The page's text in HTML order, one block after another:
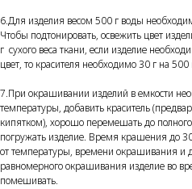
6.Для изделия весом 500 г воды
Чтобы подтонировать, освежить цвет
г сухого веса ткани, если изделие
цвет, то красителя необходимо 30 г на 500
7.При окрашивании изделий в емкости
температуры, добавить краситель
кипятком), хорошо перемешать до
погружать изделие. Время крашения до
от температуры, времени окрашивания и
равномерного окрашивания изделие во
помешивать.